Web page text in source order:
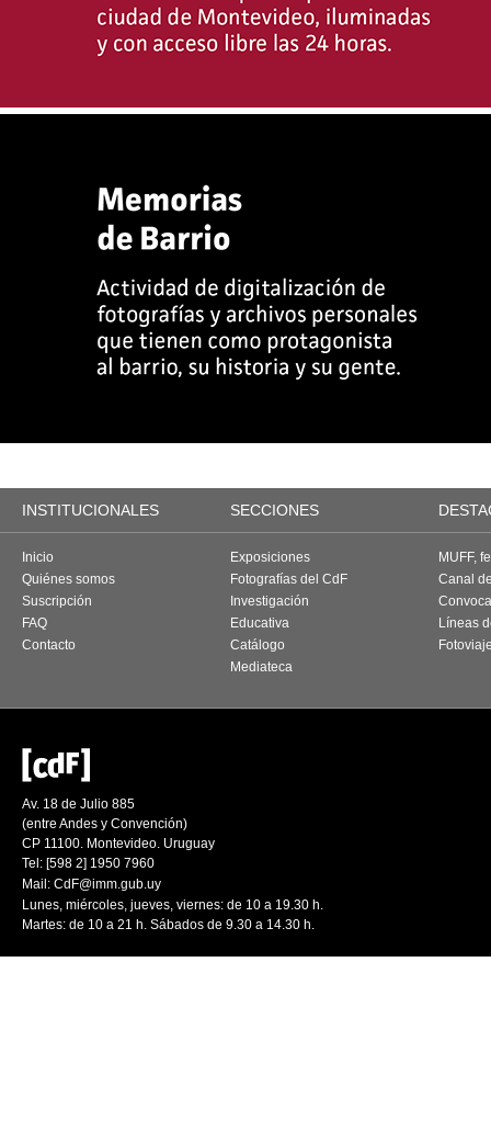
INSTITUCIONALES SECCIONES
Inicio
Quiénes somos
Suscripción
FAQ
Contacto
Exposiciones
Fotografías del CdF
Investigación
Educativa
Catálogo
Mediateca
MUFF,
Canal
Líneas
Av. 18 de Julio 885
(entre Andes y Convención)
CP 11100. Montevideo. Uruguay
Tel: [598 2] 1950 7960
Mail: CdF@imm.gub.uy
Lunes, miércoles, jueves, viernes: de 10 a 19.30 h.
Martes: de 10 a 21 h. Sábados de 9.30 a 14.30 h.